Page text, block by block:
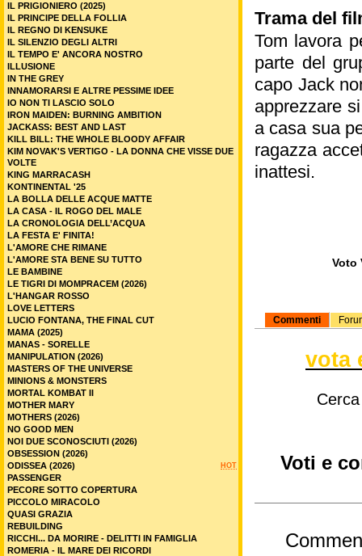
Trama del
Tom lavora
parte del
capo Jack
apprezzare
a casa sua
ragazza
inattesi.
Voto
Commenti
vota
Voti e
IL PRIGIONIERO (2025)
IL PRINCIPE DELLA FOLLIA
IL REGNO DI KENSUKE
IL SILENZIO DEGLI ALTRI
IL TEMPO E' ANCORA NOSTRO
ILLUSIONE
IN THE GREY
INNAMORARSI E ALTRE PESSIME IDEE
IO NON TI LASCIO SOLO
IRON MAIDEN: BURNING AMBITION
JACKASS: BEST AND LAST
KILL BILL: THE WHOLE BLOODY AFFAIR
KIM NOVAK'S VERTIGO - LA DONNA CHE VISSE DUE
VOLTE
KING MARRACASH
KONTINENTAL '25
LA BOLLA DELLE ACQUE MATTE
LA CASA - IL ROGO DEL MALE
LA CRONOLOGIA DELL’ACQUA
LA FESTA E' FINITA!
L'AMORE CHE RIMANE
L'AMORE STA BENE SU TUTTO
LE BAMBINE
LE TIGRI DI MOMPRACEM (2026)
L'HANGAR ROSSO
LOVE LETTERS
LUCIO FONTANA, THE FINAL CUT
MAMA (2025)
MANAS - SORELLE
MANIPULATION (2026)
MASTERS OF THE UNIVERSE
MINIONS & MONSTERS
MORTAL KOMBAT II
MOTHER MARY
MOTHERS (2026)
NO GOOD MEN
NOI DUE SCONOSCIUTI (2026)
OBSESSION (2026)
HOT
ODISSEA (2026)
PASSENGER
PECORE SOTTO COPERTURA
PICCOLO MIRACOLO
QUASI GRAZIA
REBUILDING
RICCHI... DA MORIRE - DELITTI IN FAMIGLIA
ROMERIA - IL MARE DEI RICORDI